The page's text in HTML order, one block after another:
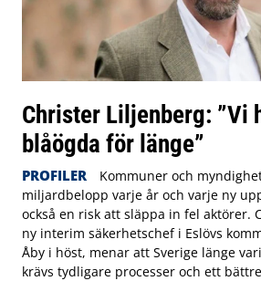
Christer Liljenberg: ”Vi
blåögda för länge”
PROFILER
Kommuner och
miljardbelopp varje år och varje ny
också en risk att släppa in fel aktörer.
ny interim säkerhetschef i Eslövs
Åby i höst, menar att Sverige länge
krävs tydligare processer och ett